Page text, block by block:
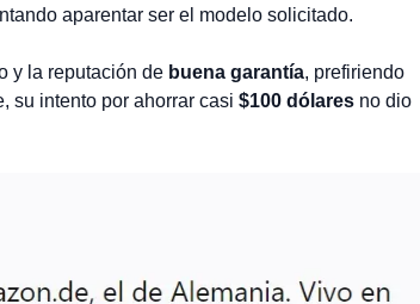
aparentar ser el modelo solicitado.
y la reputación de buena garantía, prefiriendo
su intento por ahorrar casi $100 dólares no dio